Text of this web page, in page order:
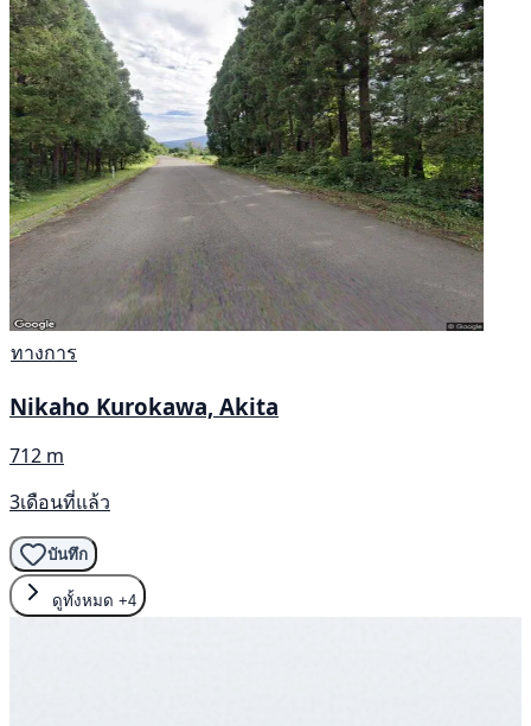
ทางการ
Nikaho Kurokawa, Akita
712 m
3เดือนที่แล้ว
บันทึก
ดูทั้งหมด +4